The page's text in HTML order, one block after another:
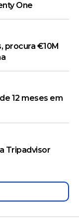
One
procura €10M
12 meses em
Tripadvisor